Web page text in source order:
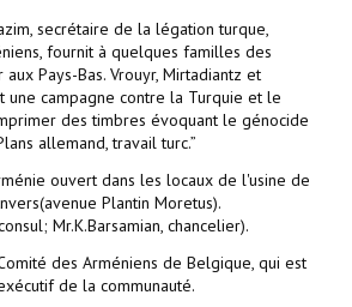
secrétaire de la légation turque,
fournit à quelques familles des
Pays-Bas. Vrouyr, Mirtadiantz et
une campagne contre la Turquie et le
des timbres évoquant le génocide
allemand, travail turc.”
ouvert dans les locaux de l'usine de
Plantin Moretus).
Mr.K.Barsamian, chancelier).
des Arméniens de Belgique, qui est
de la communauté.